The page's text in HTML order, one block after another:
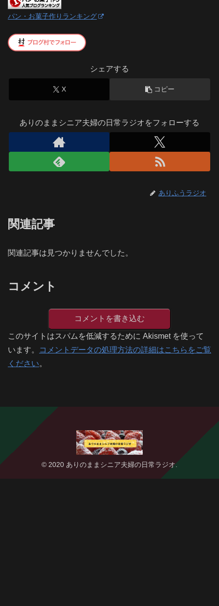
パン・お菓子作りランキング
シェアする
X コピー
ありのままシニア夫婦の日常ラジオをフォローする
ありふうラジオ
関連記事
関連記事は見つかりませんでした。
コメント
コメントを書き込む
このサイトはスパムを低減するために Akismet を使って
います。
コメントデータの処理方法の詳細はこちらをご覧
ください。
© 2020 ありのままシニア夫婦の日常ラジオ.